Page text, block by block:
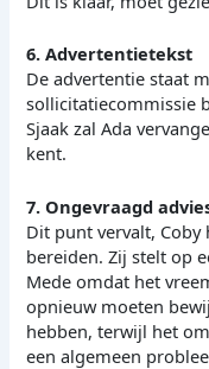
6. Advertentietekst
De advertentie staat
sollicitatiecommissie
Sjaak zal Ada
kent.
7. Ongevraagd
Dit punt vervalt,
bereiden. Zij stelt op
Mede omdat het
opnieuw moeten
hebben, terwijl het
een algemeen